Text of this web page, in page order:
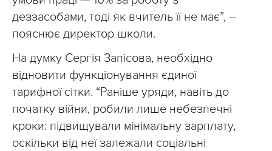
деззасобами, тоді як вчитель її не має”, –
пояснює директор школи.
На думку Сергія Запісова, необхідно
відновити функціонування єдиної
тарифної сітки. “Раніше уряди, навіть до
початку війни, робили лише небезпечні
кроки: підвищували мінімальну зарплату,
оскільки від неї залежали соціальні